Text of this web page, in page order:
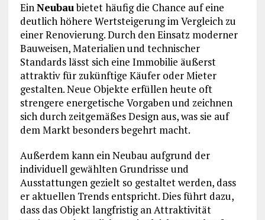
EinNeubaubietet häufig die Chance auf eine
deutlich höhere Wertsteigerung im Vergleich zu
einer Renovierung. Durch den Einsatz moderner
Bauweisen, Materialien und technischer
Standards lässt sich eine Immobilie äußerst
attraktiv für zukünftige Käufer oder Mieter
gestalten. Neue Objekte erfüllen heute oft
strengere energetische Vorgaben und zeichnen
sich durch zeitgemäßes Design aus, was sie auf
dem Markt besonders begehrt macht.
Außerdem kann ein Neubau aufgrund der
individuell gewählten Grundrisse und
Ausstattungen gezielt so gestaltet werden, dass
er aktuellen Trends entspricht. Dies führt dazu,
dass das Objekt langfristig an Attraktivität